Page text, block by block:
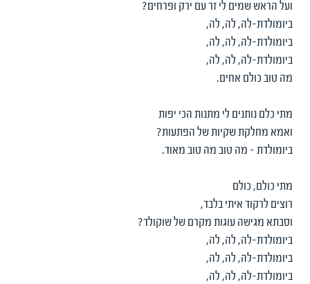
ועל הראש שמים לי זר עם ירק ופרחים?
ביומולדת-לה, לה, לה,
ביומולדת-לה, לה, לה,
ביומולדת-לה, לה, לה,
מה טוב כולם אחים.
מתי כלם נותנים לי מתנות הכי יפות
ואמא מחלקת שקיות של הפתעות?
ביומולדת - מה טוב מה טוב מאוד.
מתי כולם, כולם
רוצים לרקוד איתי בלבד,
וסבתא מגישה עוגות מקרם של שוקולד?
ביומולדת-לה, לה, לה,
ביומולדת-לה, לה, לה,
ביומולדת-לה, לה, לה,